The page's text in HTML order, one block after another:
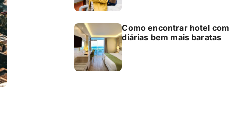
Como encontrar hotel com
diárias bem mais baratas